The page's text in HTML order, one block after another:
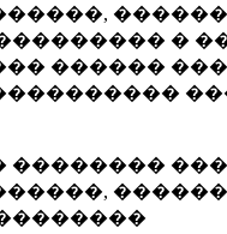
�
������
��������